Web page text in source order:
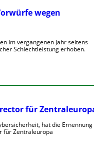
wegen
im vergangenen Jahr seitens
Schlechtleistung erhoben.
für
hat die Ernennung
für Zentraleuropa